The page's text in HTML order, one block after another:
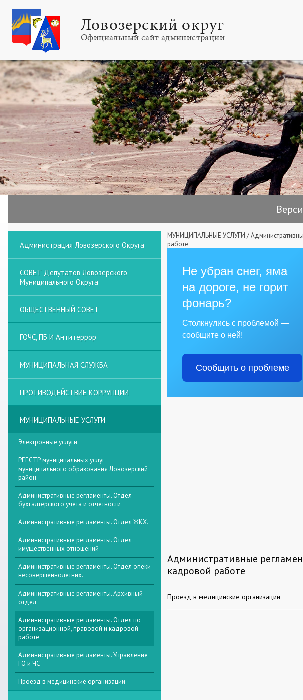
Ловозерский округ
Официальный сайт администрации
МУНИЦИПАЛЬНЫЕ УСЛУГИ /
работе
Не убран снег, яма
на дороге, не горит
фонарь?
Столкнулись с проблемой —
сообщите о ней!
Сообщить о проблеме
Административные
кадровой работе
Проезд в медицинские организации
Администрация Ловозерского Округа
СОВЕТ Депутатов Ловозерского
Муниципального Округа
ОБЩЕСТВЕННЫЙ СОВЕТ
ГОЧС, ПБ И Антитеррор
МУНИЦИПАЛЬНАЯ СЛУЖБА
ПРОТИВОДЕЙСТВИЕ КОРРУПЦИИ
МУНИЦИПАЛЬНЫЕ УСЛУГИ
Электронные услуги
РЕЕСТР муниципальных услуг
муниципального образования Ловозерский
район
Административные регламенты. Отдел
бухгалтерского учета и отчетности
Административные регламенты. Отдел ЖКХ.
Административные регламенты. Отдел
имущественных отношений
Административные регламенты. Отдел опеки
несовершеннолетних.
Административные регламенты. Архивный
отдел
Административные регламенты. Отдел по
организационной, правовой и кадровой
работе
Административные регламенты. Управление
ГО и ЧС
Проезд в медицинские организации